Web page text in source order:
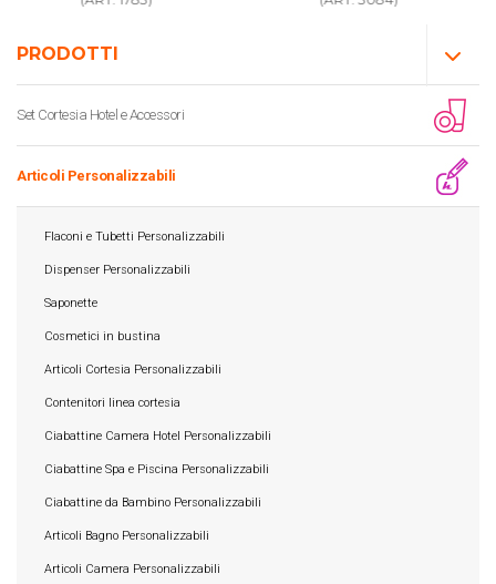
PRODOTTI
Set Cortesia Hotel e Accessori
Articoli Personalizzabili
Flaconi e Tubetti Personalizzabili
Dispenser Personalizzabili
Saponette
Cosmetici in bustina
Articoli Cortesia Personalizzabili
Contenitori linea cortesia
Ciabattine Camera Hotel Personalizzabili
Ciabattine Spa e Piscina Personalizzabili
Ciabattine da Bambino Personalizzabili
Articoli Bagno Personalizzabili
Articoli Camera Personalizzabili